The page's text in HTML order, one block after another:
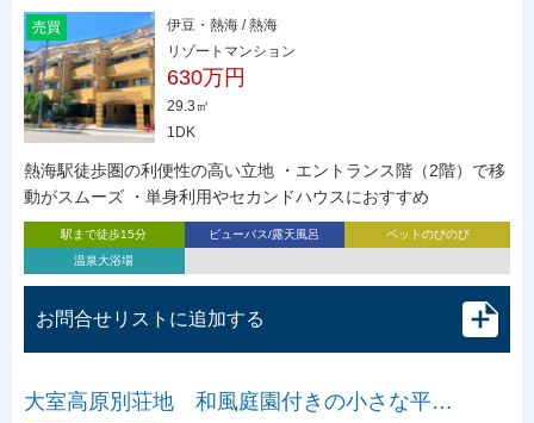
売買
伊豆・熱海 / 熱海
リゾートマンション
630万円
29.3㎡
1DK
熱海駅徒歩圏の利便性の高い立地 ・エントランス階（2階）で移
動がスムーズ ・単身利用やセカンドハウスにおすすめ
駅まで徒歩15分 ビューバス/露天風呂
ペットのびのび
温泉大浴場
お問合せリストに追加する
大室高原別荘地 和風庭園付きの小さな平…